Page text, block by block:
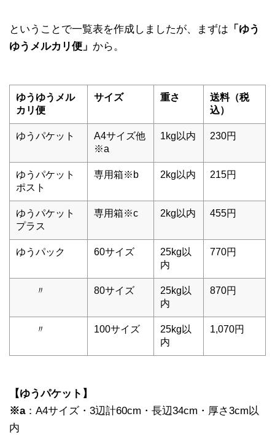
ということで一覧表を作成しましたが、まずは 「ゆう
ゆうメルカリ便」 から。
ゆうゆうメル
カリ便
サイズ 重さ
送料（税
込）
ゆうパケット
A4サイズ他
※a
1kg以内 230円
ゆうパケット
ポスト
専用箱※b 2kg以内 215円
ゆうパケット
プラス
専用箱※c 2kg以内 455円
ゆうパック 60サイズ
25kg以
内
770円
〃 80サイズ
25kg以
内
870円
〃 100サイズ
25kg以
内
1,070円
【ゆうパケット】
※a：A4サイズ・3辺計60cm・長辺34cm・厚さ3cm以
内